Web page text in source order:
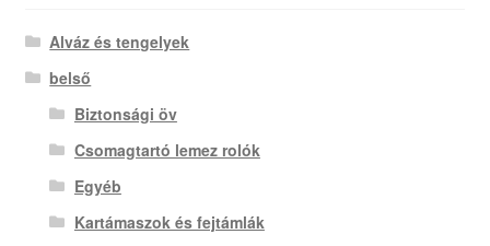
Alváz és tengelyek
belső
Biztonsági öv
Csomagtartó lemez rolók
Egyéb
Kartámaszok és fejtámlák